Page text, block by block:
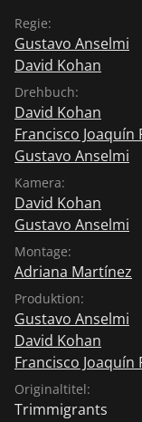
Regie:
Gustavo Anselmi
David Kohan
Drehbuch:
David Kohan
Francisco Joaquín
Gustavo Anselmi
Kamera:
David Kohan
Gustavo Anselmi
Montage:
Adriana Martínez
Produktion:
Gustavo Anselmi
David Kohan
Francisco Joaquín
Originaltitel:
Trimmigrants